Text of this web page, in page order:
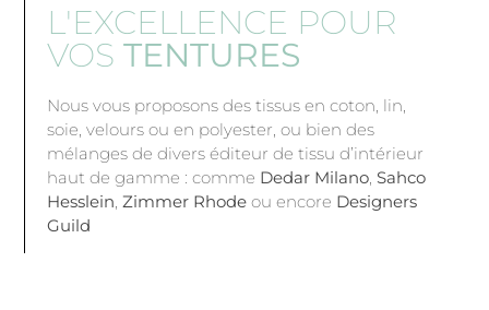
L'EXCELLENCE POUR
VOSTENTURES
Nous vous proposons des tissus en coton, lin,
soie, velours ou en polyester, ou bien des
mélanges de divers éditeur de tissu d’intérieur
haut de gamme : comme Dedar Milano Sahco
Hesslein Zimmer Rhode ou encore Designers
Guild